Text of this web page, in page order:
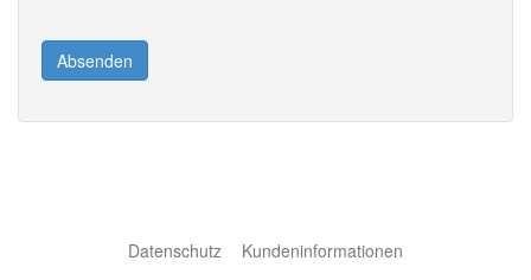
Absenden
Datenschutz Kundeninformationen